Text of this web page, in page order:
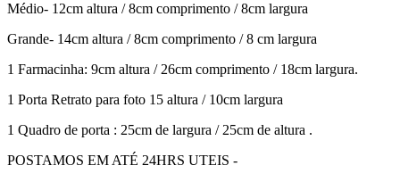
Médio- 12cm altura / 8cm comprimento / 8cm largura
Grande- 14cm altura / 8cm comprimento / 8 cm largura
1 Farmacinha: 9cm altura / 26cm comprimento / 18cm largura.
1 Porta Retrato para foto 15 altura / 10cm largura
1 Quadro de porta : 25cm de largura / 25cm de altura .
POSTAMOS EM ATÉ 24HRS UTEIS -